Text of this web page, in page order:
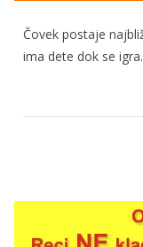
Čovek postaje
ima dete dok se igra.